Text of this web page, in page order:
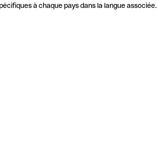
à chaque pays dans la langue associée.